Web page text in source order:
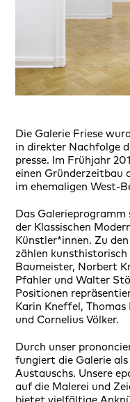
Die Galerie Friese
in direkter Nachfolge
presse. Im Frühjahr
einen Gründerzeitbau
im ehemaligen West-
Das
der Klassischen
Künstler*innen. Zu
zählen
Baumeister, Norbert
Pfahler und Walter
Positionen
Karin Kneffel,
und Cornelius Völker.
Durch unser
fungiert die Galerie
Austauschs. Unsere
auf die Malerei und